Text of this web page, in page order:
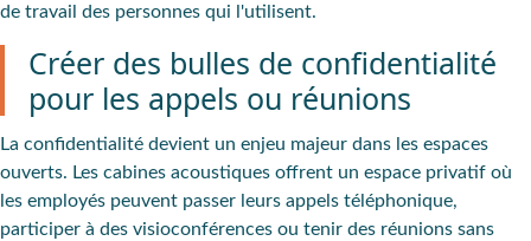
de travail des personnes qui l'utilisent.
Créer des bulles de confidentialité
pour les appels ou réunions
La confidentialité devient un enjeu majeur dans les espaces
ouverts. Les cabines acoustiques offrent un espace privatif où
les employés peuvent passer leurs appels téléphonique,
participer à des visioconférences ou tenir des réunions sans